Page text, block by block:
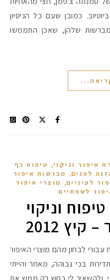
כמובן שעם כל הניסיון
שלהן, שאכן התממשו
איפור וניקוי, טיפוח כף
לפנים, מברשות איפור
לעיניים, מוצרי איפור
לשפתיים
וניקוי
2012
בכי גבוהה, מאחר והייתי